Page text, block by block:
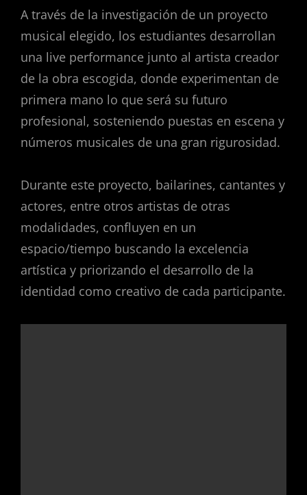
A través de la investigación de un proyecto
musical elegido, los estudiantes desarrollan
una live performance junto al artista creador
de la obra escogida, donde experimentan de
primera mano lo que será su futuro
profesional, sosteniendo puestas en escena y
números musicales de una gran rigurosidad.
Durante este proyecto, bailarines, cantantes y
actores, entre otros artistas de otras
modalidades, confluyen en un
espacio/tiempo buscando la excelencia
artística y priorizando el desarrollo de la
identidad como creativo de cada participante.